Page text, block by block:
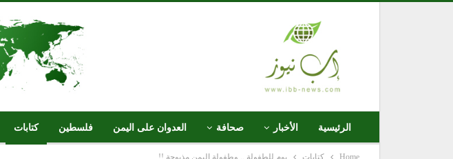
الرئيسية الأخبار صحافة العدوان على اليمن فلسطين كتابات
Home كتابات يوم للطفولة .. وطفولة اليمن مذبوحة !!